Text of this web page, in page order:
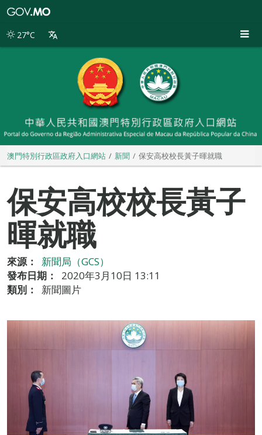
別
27°C
澳門特別行政區政府入口網站 新聞 保安高校校長黃子暉就職
保安高校校長黃子
暉就職
來源：
新聞局（GCS）
發布日期：
2020年3月10日 13:11
類別：
新聞圖片